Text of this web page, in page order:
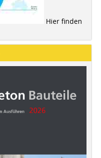
Hier finden